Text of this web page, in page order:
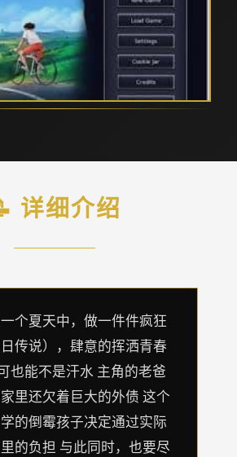
详细介绍
个夏天中，做一件件疯狂
传说），肆意的挥洒青春
也能不是汗水 主角的老爸
里还欠着巨大的外债 这个
的倒霉孩子决定通过实际
的负担 与此同时，也要尽